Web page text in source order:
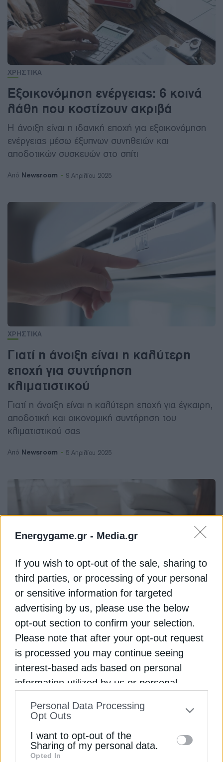
Energygame.gr - Media.gr
If you wish to opt-out of the sale, sharing to
third parties, or processing of your personal
or sensitive information for targeted
advertising by us, please use the below
opt-out section to confirm your selection.
Please note that after your opt-out request
is processed you may continue seeing
interest-based ads based on personal
information utilized by us or personal
to your opt-out. You may separately opt-out
information by third parties on the IAB’s list
of downstream participants. This
Personal Data Processing
Opt Outs
I want to opt-out of the
Sharing of my personal data.
Opted In
ΧΡΗΣΤΙΚΑ
Εξοικονόμηση ενέργειας: 6 κοινά
λάθη που κοστίζουν ακριβά
Η άνοιξη είναι η ιδανική εποχή για εξοικονόμηση
ενέργειας μέσω έξυπνων συνηθειών και
αποδοτικών συσκευών στο σπίτι
Από Newsroom 9 Απριλίου 2025
ΧΡΗΣΤΙΚΑ
Γιατί η άνοιξη είναι η καλύτερη
εποχή για συντήρηση
κλιματιστικού
Γιατί η άνοιξη είναι η καλύτερη εποχή για έγκαιρη,
αποδοτική και οικονομική συντήρηση του
κλιματιστικού σας
Από Newsroom 5 Απριλίου 2025
ΧΡΗΣΤΙΚΑ
Πώς πρέπει να ρυθμίζετε τον
αφυγραντήρα σας την άνοιξη
Η σωστή ρύθμιση του αφυγραντήρα την άνοιξη
διώχνει την περιττή υγρασία, προλαμβάνει μούχλα
και βελτιώνει την άνεση
Newsroom 19 Μαρτίου 2025
Εγγραφή στο Newsletter